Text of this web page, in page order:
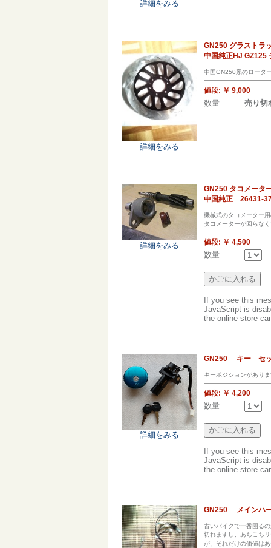
詳細をみる
詳細をみる
GN250 グラストラ
中国純正HJ GZ125
中国GN250系のロータ
値段: ￥ 9,000
数量 売り切
詳細をみる
GN250 タコメー
中国純正 26431-
機械式のタコメーター
タコメーターが回らな
値段: ￥ 4,500
数量
If you see this
JavaScript is
the online store
詳細をみる
GN250 キー セッ
キーポジションがあり
値段: ￥ 4,200
数量
If you see this
JavaScript is
the online store
GN250 メインハ
古いバイクで一番困る
切れますし、あちこち
が、それだけの価値は